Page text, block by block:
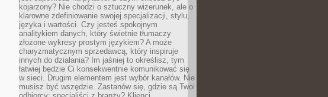
kojarzony? Nie chodzi o sztuczny wizerunek, ale o
klarowne zdefiniowanie swojej specjalizacji, stylu,
języka i wartości. Czy jesteś spokojnym
analitykiem danych, który świetnie tłumaczy
złożone wykresy prostym językiem? A może
charyzmatycznym sprzedawcą, który inspiruje
innych do działania? Im jaśniej to określisz, tym
łatwiej będzie Ci konsekwentnie komunikować się
w sieci. Drugim elementem jest wybór kanałów. Nie
musisz być wszędzie. Zastanów się, gdzie są Twoi